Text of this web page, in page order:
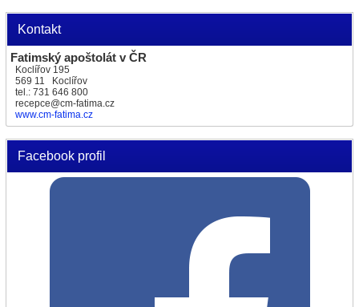
Kontakt
Fatimský apoštolát v ČR
Koclířov 195
569 11 Koclířov
tel.: 731 646 800
recepce@cm-fatima.cz
www.cm-fatima.cz
Facebook profil